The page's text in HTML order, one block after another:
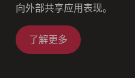
向外部共享应用表现。
了解更多